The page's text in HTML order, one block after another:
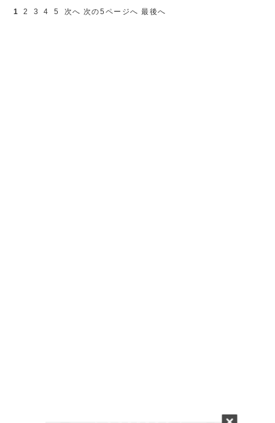
1 2 3 4 5 次へ 次の5ページへ 最後へ